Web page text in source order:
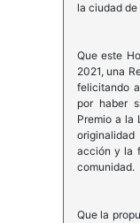
la ciudad
Que este
2021, una
felicitando
por haber
Premio a la
acción y la
comunidad.
Que la